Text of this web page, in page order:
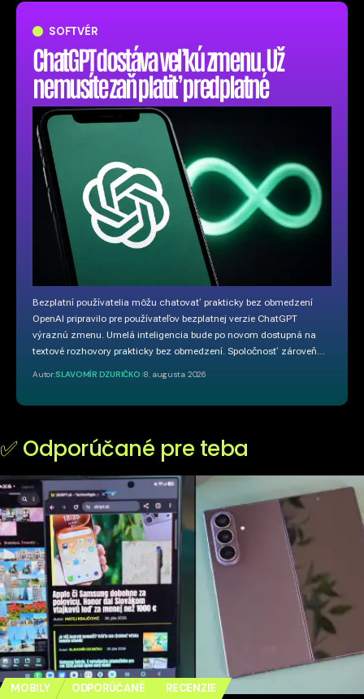
SOFTVÉR
ChatGPT dostáva veľkú zmenu. Už
nemusíte zaň platiť predplatné
Bezplatní používatelia môžu chatovať prakticky bez obmedzení
OpenAI pripravilo pre používateľov bezplatnej verzie ChatGPT
výraznú zmenu. Umelá inteligencia bude po novom dostupná na
textové rozhovory prakticky bez obmedzení. Spoločnosť zároveň…
Autor:SLAVOMÍR DZURIČKO 8. augusta 2026
✅ Odporúčané pre teba
MOBILY ODPORÚČANÉ RECENZIE